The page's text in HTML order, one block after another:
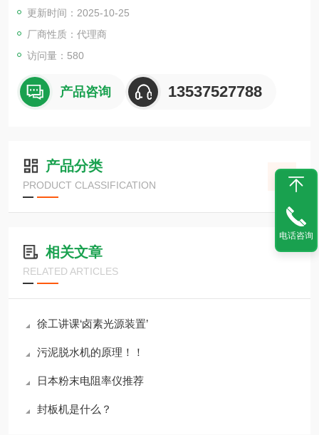
件、LED机器照明和信号灯以及配套的附件。
更新时间：2025-10-25
厂商性质：代理商
访问量：580
产品咨询 13537527788
产品分类
PRODUCT CLASSIFICATION
相关文章
RELATED ARTICLES
徐工讲课‘卤素光源装置’
污泥脱水机的原理！！
日本粉末电阻率仪推荐
封板机是什么？
电话咨询